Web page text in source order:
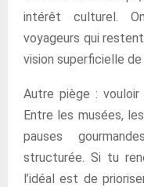
intérêt culturel.
voyageurs qui
vision superficielle de
Autre piège :
Entre les musées,
pauses
structurée. Si tu
l’idéal est de